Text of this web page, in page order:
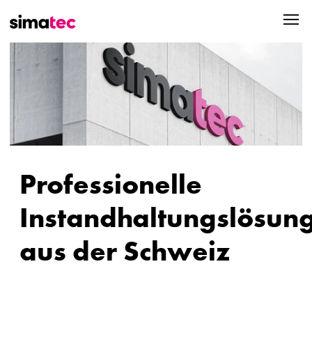
Professionelle
aus der Schweiz